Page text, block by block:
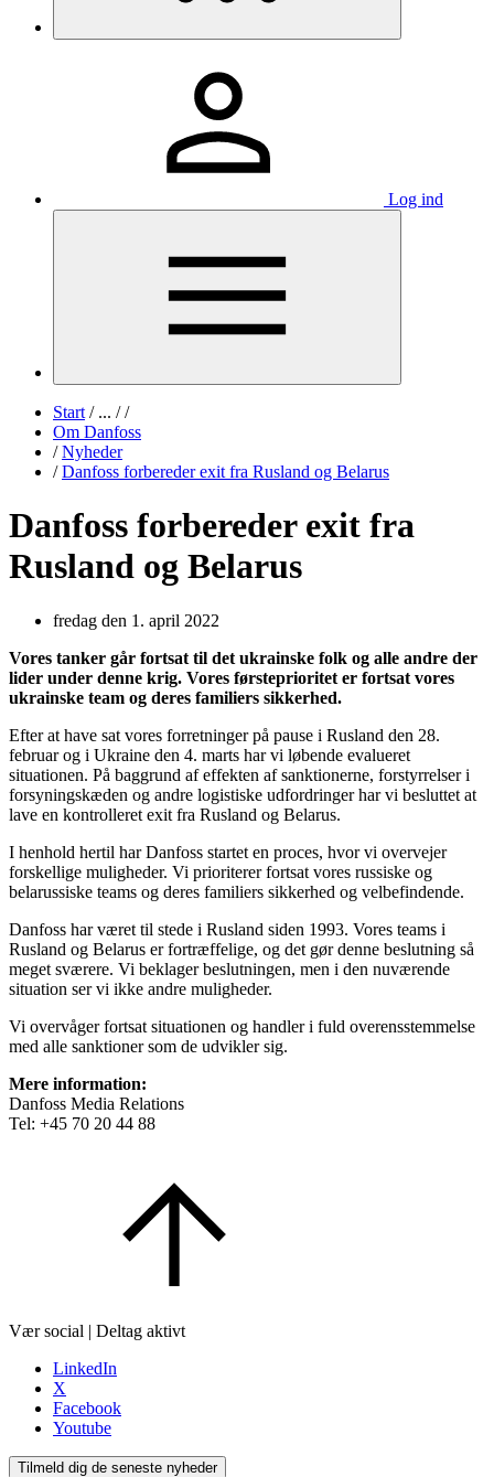
Log ind
Start /... / /
Om Danfoss
/ Nyheder
/ Danfoss forbereder exit fra Rusland og Belarus
Danfoss forbereder exit fra
Rusland og Belarus
fredag den 1. april 2022
Vores tanker går fortsat til det ukrainske folk og alle andre der
lider under denne krig. Vores førsteprioritet er fortsat vores
ukrainske team og deres familiers sikkerhed.
Efter at have sat vores forretninger på pause i Rusland den 28.
februar og i Ukraine den 4. marts har vi løbende evalueret
situationen. På baggrund af effekten af sanktionerne, forstyrrelser i
forsyningskæden og andre logistiske udfordringer har vi besluttet at
lave en kontrolleret exit fra Rusland og Belarus.
I henhold hertil har Danfoss startet en proces, hvor vi overvejer
forskellige muligheder. Vi prioriterer fortsat vores russiske og
belarussiske teams og deres familiers sikkerhed og velbefindende.
Danfoss har været til stede i Rusland siden 1993. Vores teams i
Rusland og Belarus er fortræffelige, og det gør denne beslutning så
meget sværere. Vi beklager beslutningen, men i den nuværende
situation ser vi ikke andre muligheder.
Vi overvåger fortsat situationen og handler i fuld overensstemmelse
med alle sanktioner som de udvikler sig.
Mere information:
Danfoss Media Relations
Tel: +45 70 20 44 88
Vær social | Deltag aktivt
LinkedIn
X
Facebook
Youtube
Tilmeld dig de seneste nyheder